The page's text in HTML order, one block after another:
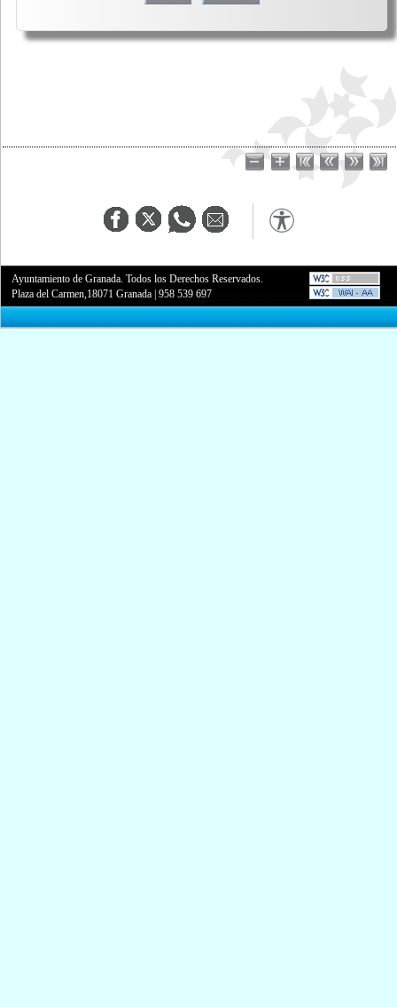
Ayuntamiento de Granada. Todos los Derechos Reservados.
Plaza del Carmen,18071 Granada |958 539 697